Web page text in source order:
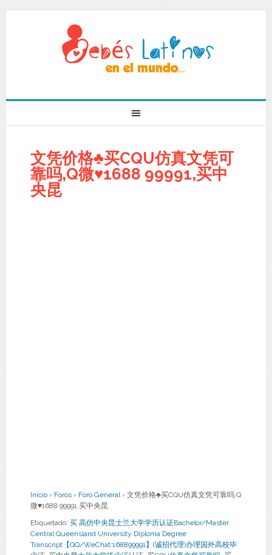
文凭价格♣买CQU仿真文凭可
靠吗,Q微♥1688 99991,买中
央昆
Inicio › Foros › Foro General › 文凭价格♣买CQU仿真文凭可靠吗,Q
微♥1688 99991,买中央昆
Etiquetado: 买 高仿中央昆士兰大学学历认证Bachelor/Master
Central Queensland University Diploma Degree
Transcript【QQ/WeChat:168899991】(诚招代理)办理国外高校毕